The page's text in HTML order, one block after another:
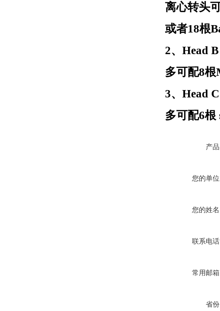
离心转头
或者18根
2、Head B
多可配8
3、Head C
多可配6
产
您的单
您的姓
联系电
常用邮
省